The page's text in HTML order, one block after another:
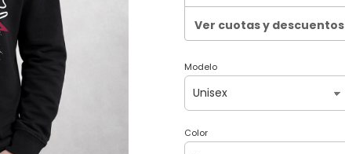
Ver cuotas y descuentos
Modelo
Color